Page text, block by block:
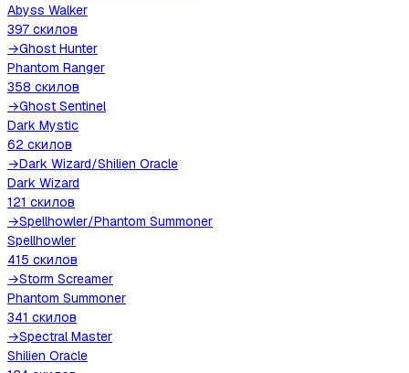
Abyss Walker
397 скилов
→Ghost Hunter
Phantom Ranger
358 скилов
→Ghost Sentinel
Dark Mystic
62 скилов
→Dark Wizard/Shilien Oracle
Dark Wizard
121 скилов
→Spellhowler/Phantom Summoner
Spellhowler
415 скилов
→Storm Screamer
Phantom Summoner
341 скилов
→Spectral Master
Shilien Oracle